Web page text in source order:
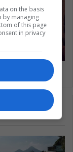
UU
on the basis
by managing
of this page
in privacy